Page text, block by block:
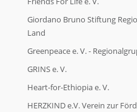
Giordano Bruno Stiftung
Land
Greenpeace e. V. -
GRINS e. V.
Heart-for-Ethiopia e. V.
HERZKIND e.V. Verein zur